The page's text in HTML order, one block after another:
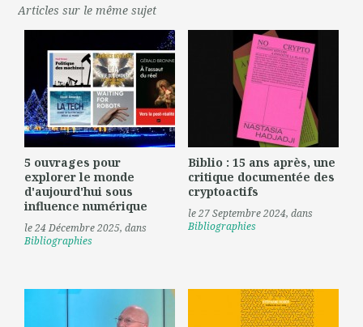
Articles sur le même sujet
5 ouvrages pour
explorer le monde
d'aujourd'hui sous
influence numérique
le 24 Décembre 2025, dans
Bibliographies
Biblio : 15 ans après, une
critique documentée des
cryptoactifs
le 27 Septembre 2024, dans
Bibliographies